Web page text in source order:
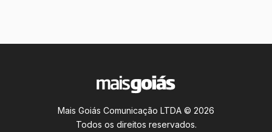
Mais Goiás Comunicação LTDA © 2026
Todos os direitos reservados.